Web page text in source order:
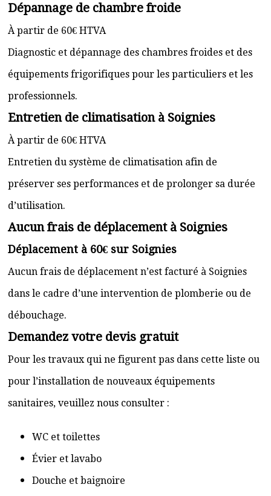
Dépannage de chambre froide
À partir de 60€ HTVA
Diagnostic et dépannage des chambres froides et des
équipements frigorifiques pour les particuliers et les
professionnels.
Entretien de climatisation à Soignies
À partir de 60€ HTVA
Entretien du système de climatisation afin de
préserver ses performances et de prolonger sa durée
d’utilisation.
Aucun frais de déplacement à Soignies
Déplacement à 60€ sur Soignies
Aucun frais de déplacement n’est facturé à Soignies
dans le cadre d’une intervention de plomberie ou de
débouchage.
Demandez votre devis gratuit
Pour les travaux qui ne figurent pas dans cette liste ou
pour l’installation de nouveaux équipements
sanitaires, veuillez nous consulter :
WC et toilettes
Évier et lavabo
Douche et baignoire